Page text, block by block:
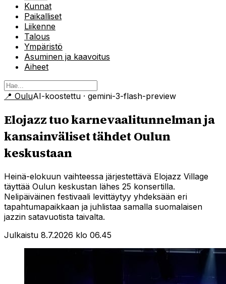
Kunnat
Paikalliset
Liikenne
Talous
Ympäristö
Asuminen ja kaavoitus
Aiheet
📍 OuluAI-koostettu · gemini-3-flash-preview
Elojazz tuo karnevaalitunnelman ja
kansainväliset tähdet Oulun
keskustaan
Heinä-elokuun vaihteessa järjestettävä Elojazz Village
täyttää Oulun keskustan lähes 25 konsertilla.
Nelipäiväinen festivaali levittäytyy yhdeksään eri
tapahtumapaikkaan ja juhlistaa samalla suomalaisen
jazzin satavuotista taivalta.
Julkaistu 8.7.2026 klo 06.45